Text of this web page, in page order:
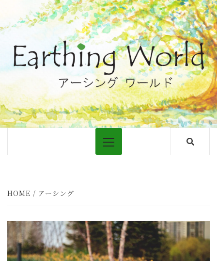
content
大地につながるアーシングについての情報
Primary
Menu
HOME アーシング